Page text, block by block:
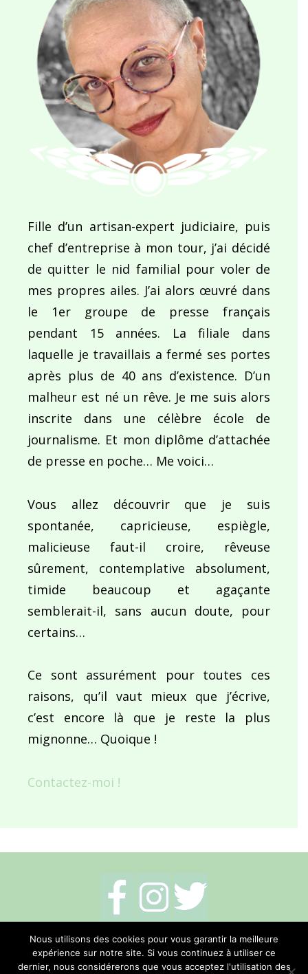
Fille d’un artisan-expert judiciaire, puis
chef d’entreprise à mon tour, j’ai décidé
de quitter le nid familial pour voler de
mes propres ailes. J’ai alors œuvré dans
le 1er groupe de presse français
pendant 15 années. La filiale dans
laquelle je travaillais a fermé ses portes
après plus de 40 ans d’existence. D’un
malheur est né un rêve. Je me suis alors
inscrite dans une célèbre école de
journalisme. Et mon diplôme d’attachée
de presse en poche… Me voici…
Vous allez découvrir que je suis
spontanée, capricieuse, espiègle,
malicieuse faut-il croire, rêveuse
sûrement, contemplative absolument,
timide beaucoup et agaçante
semblerait-il, sans aucun doute, pour
certains…
Ce sont assurément pour toutes ces
raisons, qu’il vaut mieux que j’écrive,
c’est encore là que je reste la plus
mignonne… Quoique !
Contactez-moi !
Mentions légales- Politique de cookies-
Me contacter
Nous utilisons des cookies pour vous garantir la meilleure
expérience sur notre site. Si vous continuez à utiliser ce
dernier, nous considérerons que vous acceptez l'utilisation des